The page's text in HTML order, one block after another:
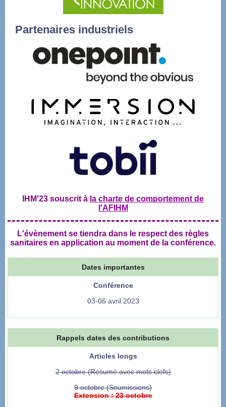
Partenaires industriels
IHM'23 souscrit à la charte de comportement de
l'AFIHM
L'évènement se tiendra dans le respect des règles
sanitaires en application au moment de la conférence.
Dates importantes
Conférence
03-06 avril 2023
Rappels dates des contributions
Articles longs
2 octobre (Résumé avec mots clefs)
9 octobre (Soumissions)
Extension : 23 octobre